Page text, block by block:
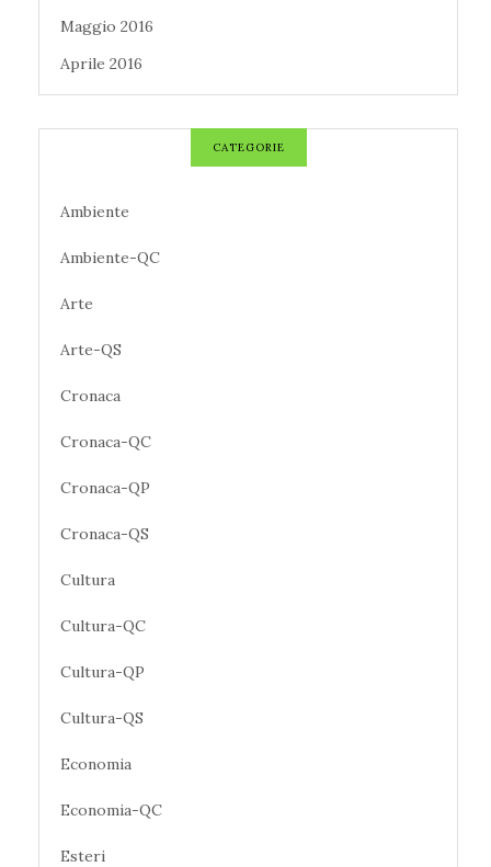
Maggio 2016
Aprile 2016
CATEGORIE
Ambiente
Ambiente-QC
Arte
Arte-QS
Cronaca
Cronaca-QC
Cronaca-QP
Cronaca-QS
Cultura
Cultura-QC
Cultura-QP
Cultura-QS
Economia
Economia-QC
Esteri